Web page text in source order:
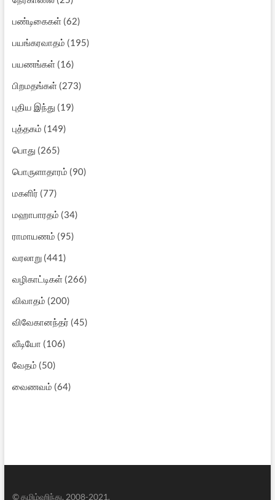
பண்டிகைகள்(62)
பயங்கரவாதம் (195)
பயணங்கள்(16)
பிறமதங்கள்(273)
புதிய இந்து (19)
புத்தகம் (149)
பொது (265)
பொருளாதாரம் (90)
மகளிர் (77)
மஹாபாரதம் (34)
ராமாயணம் (95)
வரலாறு(441)
வழிகாட்டிகள்(266)
விவாதம் (200)
விவேகானந்தர் (45)
வீடியோ (106)
வேதம் (50)
வைணவம் (64)
© தமிழ்ஹிந்து, 2008-2021.